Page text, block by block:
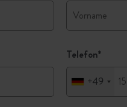
Telefon*
+49